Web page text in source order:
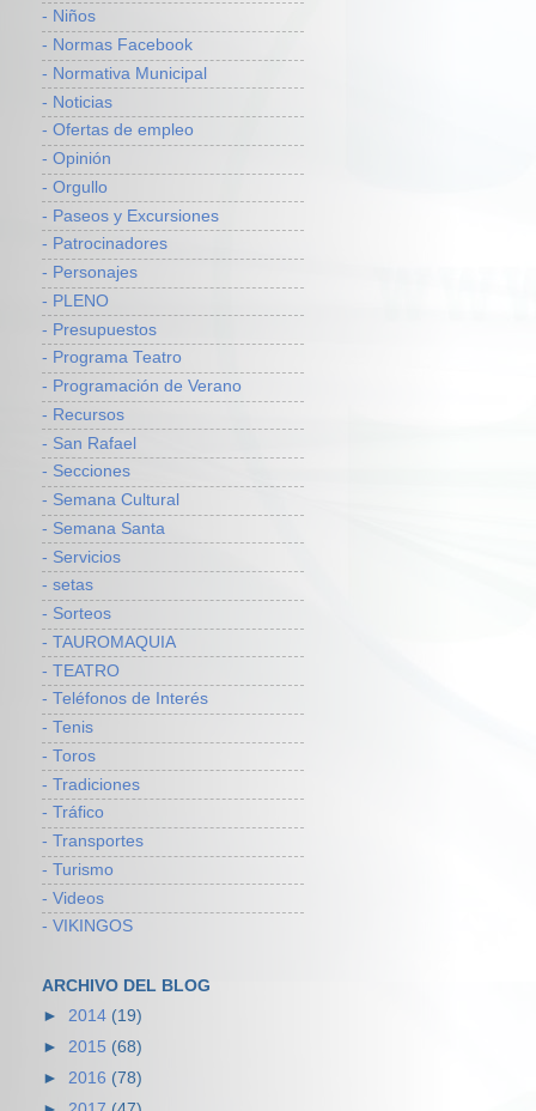
- Niños
- Normas Facebook
- Normativa Municipal
- Noticias
- Ofertas de empleo
- Opinión
- Orgullo
- Paseos y Excursiones
- Patrocinadores
- Personajes
- PLENO
- Presupuestos
- Programa Teatro
- Programación de Verano
- Recursos
- San Rafael
- Secciones
- Semana Cultural
- Semana Santa
- Servicios
- setas
- Sorteos
- TAUROMAQUIA
- TEATRO
- Teléfonos de Interés
- Tenis
- Toros
- Tradiciones
- Tráfico
- Transportes
- Turismo
- Videos
- VIKINGOS
ARCHIVO DEL BLOG
► 2014 (19)
► 2015 (68)
► 2016 (78)